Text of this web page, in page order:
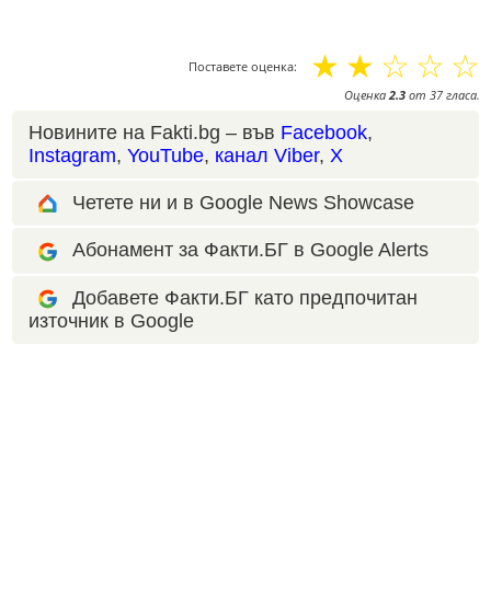
Поставете оценка: ☆
☆
☆
☆
☆
Оценка2.3 от 37 гласа.
Новините на Fakti.bg – във Facebook,
Instagram, YouTube, канал Viber, X
Четете ни и в Google News Showcase
Абонамент за Факти.БГ в Google Alerts
Добавете Факти.БГ като предпочитан
източник в Google